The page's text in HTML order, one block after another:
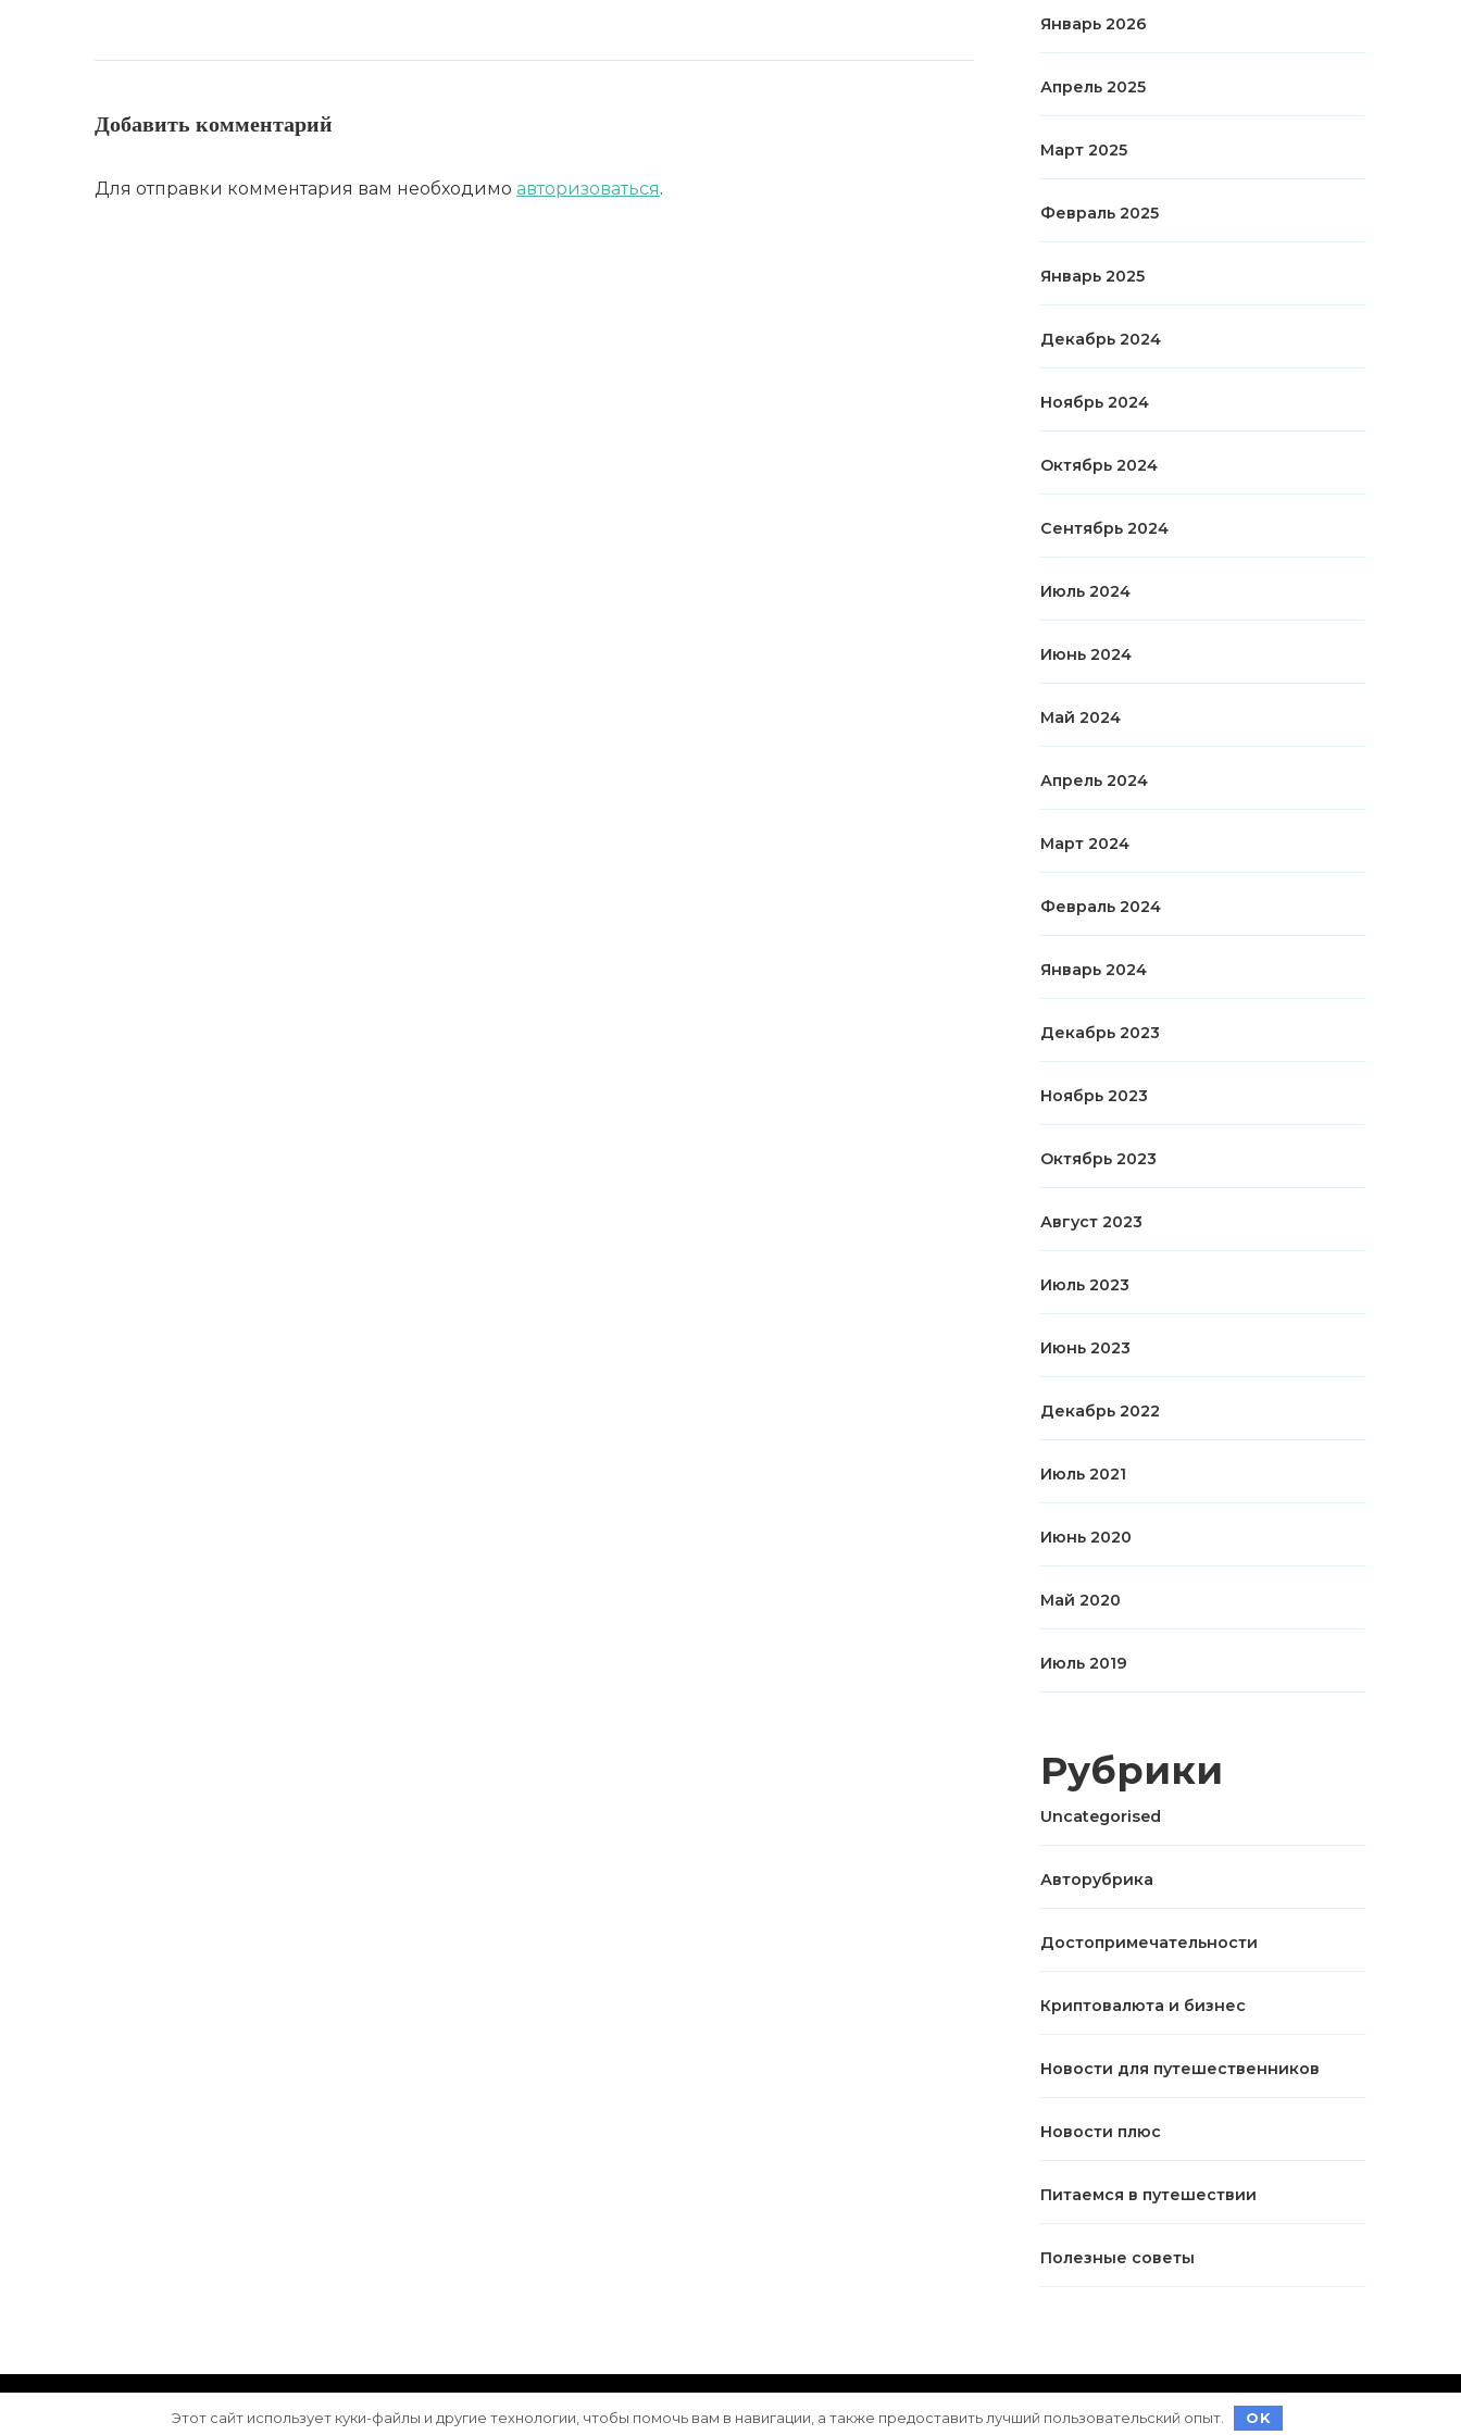
Добавить комментарий
Для отправки комментария вам необходимо авторизоваться.
Январь 2026
Апрель 2025
Март 2025
Февраль 2025
Январь 2025
Декабрь 2024
Ноябрь 2024
Октябрь 2024
Сентябрь 2024
Июль 2024
Июнь 2024
Май 2024
Апрель 2024
Март 2024
Февраль 2024
Январь 2024
Декабрь 2023
Ноябрь 2023
Октябрь 2023
Август 2023
Июль 2023
Июнь 2023
Декабрь 2022
Июль 2021
Июнь 2020
Май 2020
Июль 2019
Рубрики
Uncategorised
Авторубрика
Достопримечательности
Криптовалюта и бизнес
Новости для путешественников
Новости плюс
Питаемся в путешествии
Полезные советы
© Авторское право 2026 . Все права защищены. Vilva | Разработана WordPress
Этот сайт использует куки-файлы и другие технологии, чтобы помочь вам в навигации, а также предоставить лучший пользовательский опыт. OK